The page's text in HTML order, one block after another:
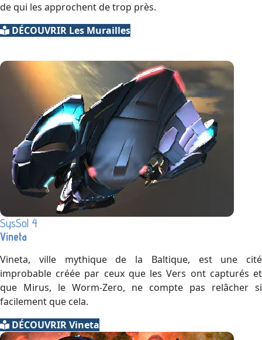
de qui les approchent de trop près.
DÉCOUVRIR Les Murailles
SysSol 4
Vineta
Vineta, ville mythique de la Baltique, est une cité
improbable créée par ceux que les Vers ont capturés et
que Mirus, le Worm-Zero, ne compte pas relâcher si
facilement que cela.
DÉCOUVRIR Vineta